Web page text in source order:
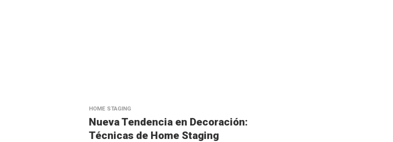
HOME STAGING
Nueva Tendencia en Decoración:
Técnicas de Home Staging